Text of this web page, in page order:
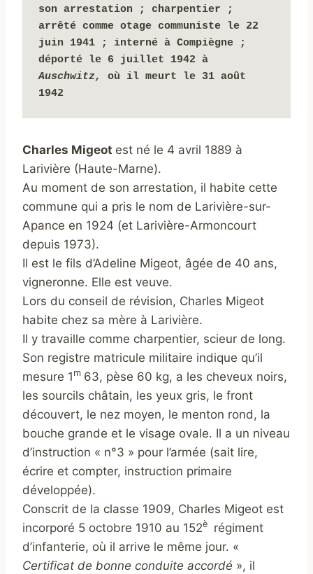
son arrestation ; charpentier ;
arrêté comme otage communiste le 22
juin 1941 ;
interné à Compiègne ;
déporté le 6 juillet 1942 à
Auschwitz,
où il meurt le 31 août
1942
Charles Migeot est né le 4 avril 1889 à
Larivière (Haute-Marne).
Au moment de son arrestation, il habite cette
commune qui a pris le nom de Larivière-sur-
Apance en 1924 (et Larivière-Armoncourt
depuis 1973).
Il est le fils d’Adeline Migeot, âgée de 40 ans,
vigneronne. Elle est veuve.
Lors du conseil de révision, Charles Migeot
habite chez sa mère à Larivière.
Il y travaille comme charpentier, scieur de long.
Son registre matricule militaire indique qu’il
mesure 1 m 63, pèse 60 kg, a les cheveux noirs,
les sourcils châtain, les yeux gris, le front
découvert, le nez moyen, le menton rond, la
bouche grande et le visage ovale. Il a un niveau
d’instruction « n°3 » pour l’armée (sait lire,
écrire et compter, instruction primaire
développée).
Conscrit de la classe 1909, Charles Migeot est
incorporé 5 octobre 1910 au 152è
régiment
d’infanterie, où il arrive le même jour. «
Certificat de bonne conduite accordé », il